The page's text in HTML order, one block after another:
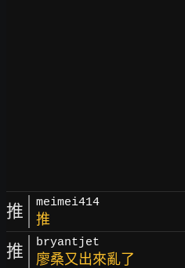
推 meimei414
推
推 bryantjet
廖桑又出來亂了